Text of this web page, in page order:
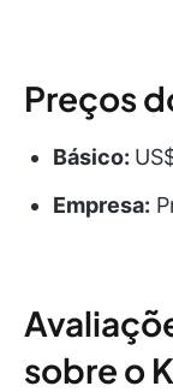
Preços
Básico:
Empresa:
sobre o